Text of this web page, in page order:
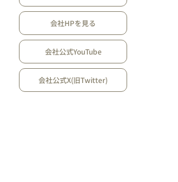
会社HPを見る
会社公式YouTube
会社公式X(旧Twitter)